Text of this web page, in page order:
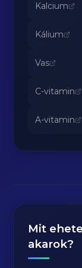
Kalcium
Kálium
Vas
C-vitamin
A-vitamin
Mit
akarok?